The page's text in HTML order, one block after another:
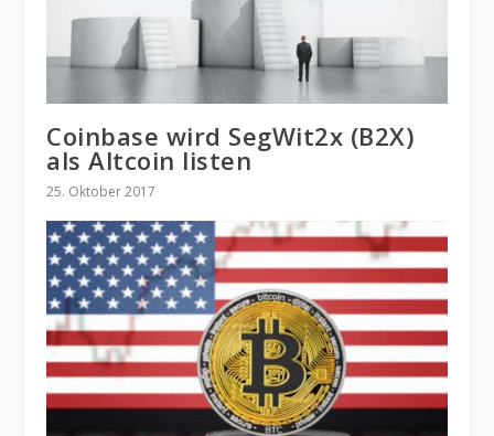
Coinbase wird SegWit2x (B2X)
als Altcoin listen
25. Oktober 2017